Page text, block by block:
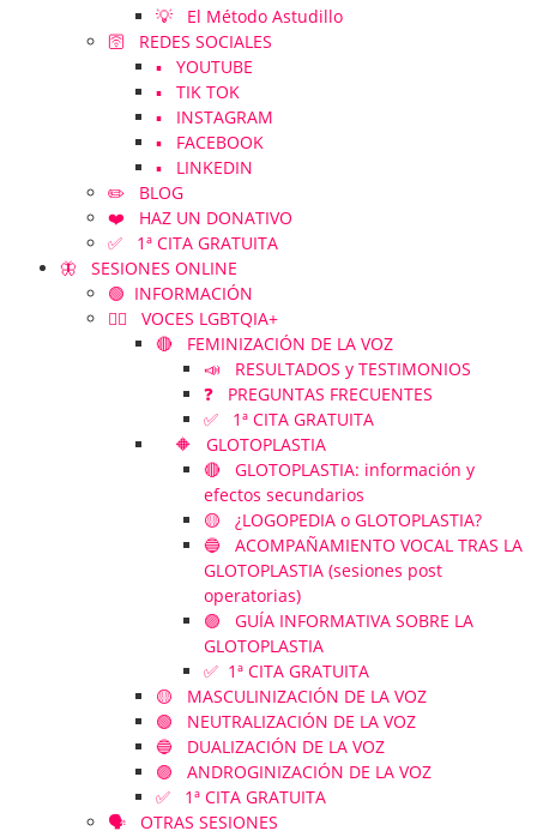
💡 El Método Astudillo
🛜 REDES SOCIALES
▪️ YOUTUBE
▪️ TIK TOK
▪️ INSTAGRAM
▪️ FACEBOOK
▪️ LINKEDIN
✏️ BLOG
❤️ HAZ UN DONATIVO
✅ 1ª CITA GRATUITA
🦋 SESIONES ONLINE
🟢 INFORMACIÓN
🏳️‍🌈 VOCES LGBTQIA+
🔴 FEMINIZACIÓN DE LA VOZ
📣 RESULTADOS y TESTIMONIOS
❓ PREGUNTAS FRECUENTES
✅ 1ª CITA GRATUITA
🔶 GLOTOPLASTIA
🔴 GLOTOPLASTIA: información y
efectos secundarios
🟡 ¿LOGOPEDIA o GLOTOPLASTIA?
🔵 ACOMPAÑAMIENTO VOCAL TRAS LA
GLOTOPLASTIA (sesiones post
operatorias)
🟣 GUÍA INFORMATIVA SOBRE LA
GLOTOPLASTIA
✅ 1ª CITA GRATUITA
🟡 MASCULINIZACIÓN DE LA VOZ
🟢 NEUTRALIZACIÓN DE LA VOZ
🔵 DUALIZACIÓN DE LA VOZ
🟣 ANDROGINIZACIÓN DE LA VOZ
✅ 1ª CITA GRATUITA
🗣️ OTRAS SESIONES